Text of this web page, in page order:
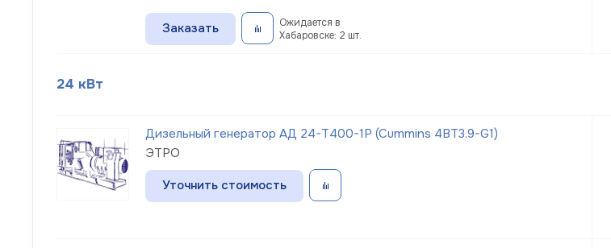
Заказать
Ожидается в
Хабаровске: 2 шт.
24 кВт
Дизельный генератор АД 24-Т400-1Р (Cummins 4BT3.9-G1)
ЭТРО
Уточнить стоимость